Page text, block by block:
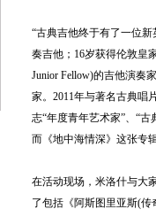
“古典吉他终于有了一位
奏吉他；16岁获得伦敦皇
Junior Fellow)的吉他演奏
家。2011年与著名古典唱
志“年度青年艺术家”、“
而《地中海情深》这张专
在活动现场，米洛什与大
了包括《阿斯图里亚斯(传